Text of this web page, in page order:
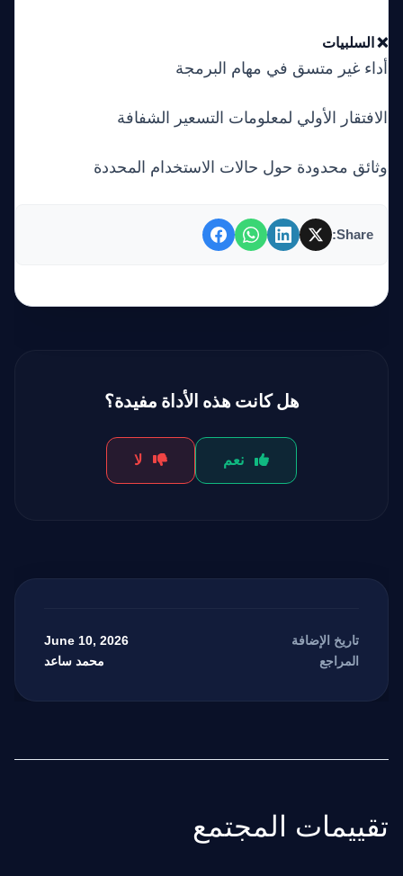
❌ السلبيات
أداء غير متسق في مهام البرمجة
الافتقار الأولي لمعلومات التسعير الشفافة
وثائق محدودة حول حالات الاستخدام المحددة
Share:
هل كانت هذه الأداة مفيدة؟
نعم لا
تاريخ الإضافة June 10, 2026
المراجع محمد ساعد
تقييمات المجتمع
مرشد بوابة الذكاء الاصطناعي